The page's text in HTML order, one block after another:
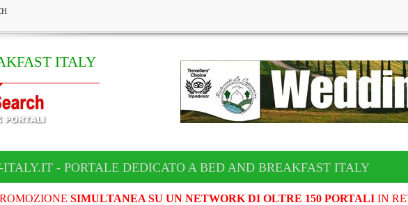
ITALY
- PORTALE DEDICATO A BED AND BREAKFAST ITALY
SIMULTANEA SU UN NETWORK DI OLTRE 150 PORTALIIN